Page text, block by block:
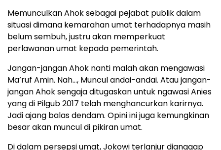
Memunculkan Ahok sebagai pejabat publik dalam
situasi dimana kemarahan umat terhadapnya masih
belum sembuh, justru akan memperkuat
perlawanan umat kepada pemerintah.
Jangan-jangan Ahok nanti malah akan mengawasi
Ma’ruf Amin. Nah…, Muncul andai-andai. Atau jangan-
jangan Ahok sengaja ditugaskan untuk ngawasi Anies
yang di Pilgub 2017 telah menghancurkan karirnya.
Jadi ajang balas dendam. Opini ini juga kemungkinan
besar akan muncul di pikiran umat.
Di dalam persepsi umat, Jokowi terlanjur dianggap